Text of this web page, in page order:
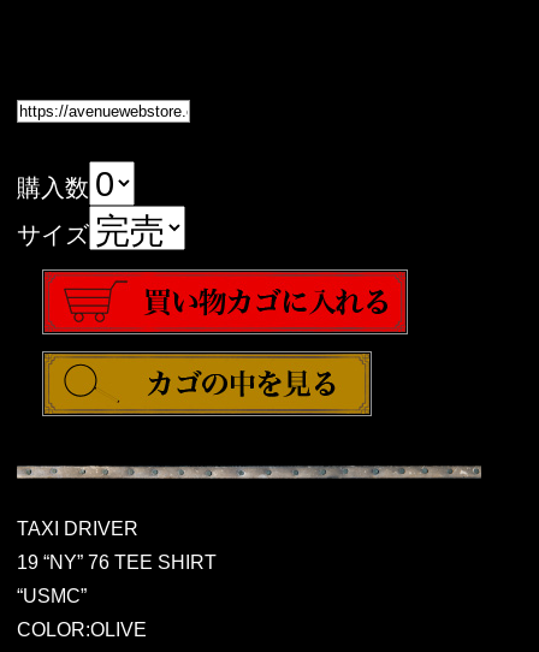
購入数
サイズ
TAXI DRIVER
19 “NY” 76 TEE SHIRT
“USMC”
COLOR:OLIVE